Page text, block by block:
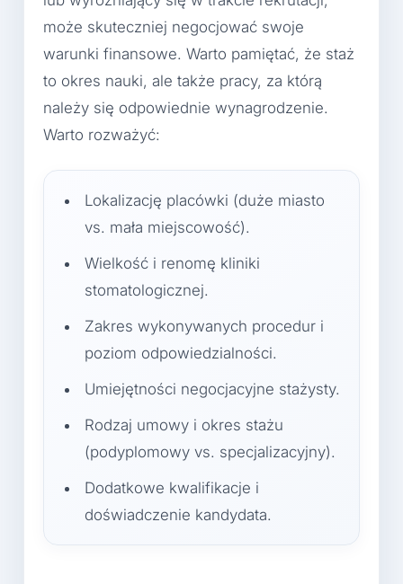
może skuteczniej negocjować swoje
warunki finansowe. Warto pamiętać, że staż
to okres nauki, ale także pracy, za którą
należy się odpowiednie wynagrodzenie.
Warto rozważyć:
Lokalizację placówki (duże miasto
vs. mała miejscowość).
Wielkość i renomę kliniki
stomatologicznej.
Zakres wykonywanych procedur i
poziom odpowiedzialności.
Umiejętności negocjacyjne stażysty.
Rodzaj umowy i okres stażu
(podyplomowy vs. specjalizacyjny).
Dodatkowe kwalifikacje i
doświadczenie kandydata.